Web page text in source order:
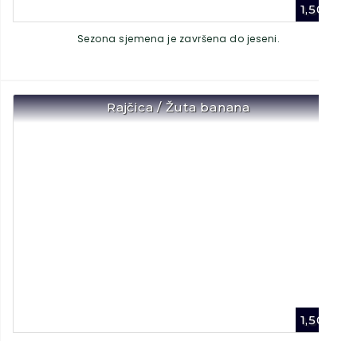
1,50
Sezona sjemena je završena do jeseni.
Rajčica / Žuta banana
1,50